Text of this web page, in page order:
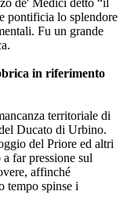
pontificia lo splendore
Fu un grande
in riferimento
territoriale di
Ducato di Urbino.
del Priore ed altri
far pressione sul
affinché
tempo spinse i